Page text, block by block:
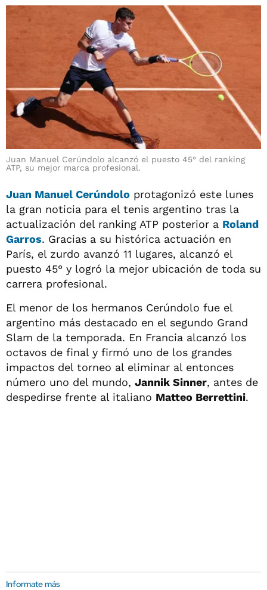
Juan Manuel Cerúndolo alcanzó el puesto 45° del ranking
ATP, su mejor marca profesional.
Juan Manuel Cerúndolo protagonizó este lunes
la gran noticia para el tenis argentino tras la
actualización del ranking ATP posterior a Roland
Garros. Gracias a su histórica actuación en
París, el zurdo avanzó 11 lugares, alcanzó el
puesto 45° y logró la mejor ubicación de toda su
carrera profesional.
El menor de los hermanos Cerúndolo fue el
argentino más destacado en el segundo Grand
Slam de la temporada. En Francia alcanzó los
octavos de final y firmó uno de los grandes
impactos del torneo al eliminar al entonces
número uno del mundo, Jannik Sinner, antes de
despedirse frente al italiano Matteo Berrettini.
Informate más